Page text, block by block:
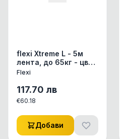
flexi Xtreme L - 5м
лента, до 65кг - цвят
оранж
Flexi
117.70 лв
€60.18
Добави